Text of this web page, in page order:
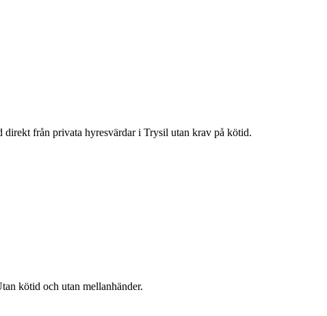
direkt från privata hyresvärdar i Trysil utan krav på kötid.
kötid och utan mellanhänder.